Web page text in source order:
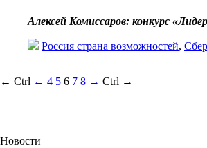
Алексей Комиссаров: конкурс
Россия страна возможностей,
← Ctrl ← 4 5 6 7 8 → Ctrl →
Новости